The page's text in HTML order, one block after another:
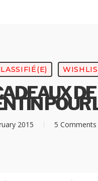
POUR
2015 5 Comments